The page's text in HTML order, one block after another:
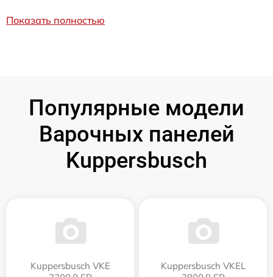
Показать полностью
Популярные модели
Варочных панелей
Kuppersbusch
Kuppersbusch VKE
Kuppersbusch VKEL